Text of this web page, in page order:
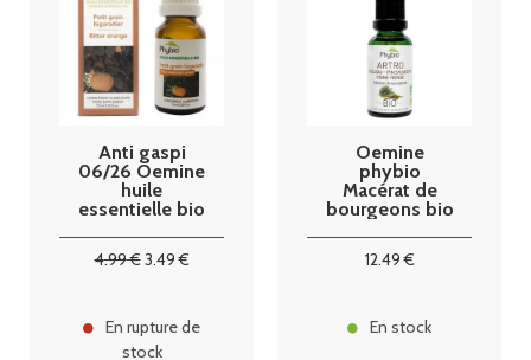
Anti gaspi
06/26 Oemine
huile
essentielle bio
10ml
4.99€3.49€
En rupture de
stock
Oemine
phybio
Macérat de
bourgeons bio
12.49€
En stock